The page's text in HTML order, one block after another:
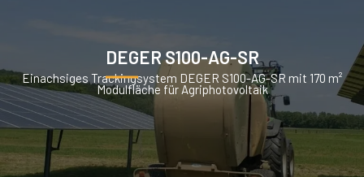
DEGER S100-AG-SR
Einachsiges Trackingsystem DEGER S100-AG-SR mit 170 m²
Modulfläche für Agriphotovoltaik